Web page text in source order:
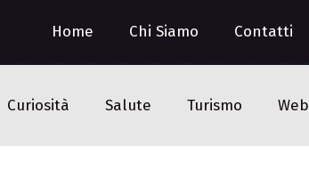
Home Chi Siamo Contatti
Curiosità Salute Turismo Web